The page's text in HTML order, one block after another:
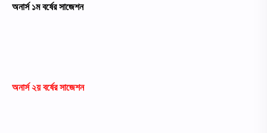
অনার্স ১ম বর্ষের সাজেশন
অনার্স ২য় বর্ষের সাজেশন